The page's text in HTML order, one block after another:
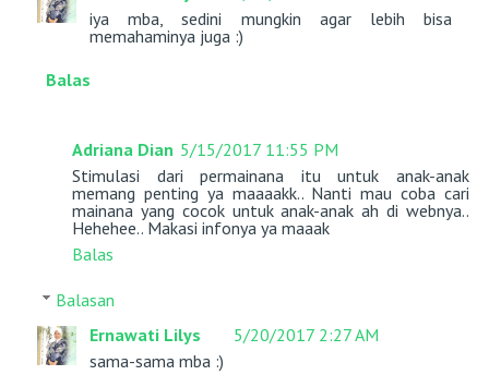
iya mba, sedini mungkin agar lebih bisa
memahaminya juga :)
Balas
Adriana Dian 5/15/2017 11:55 PM
Stimulasi dari permainana itu untuk anak-anak
memang penting ya maaaakk.. Nanti mau coba cari
mainana yang cocok untuk anak-anak ah di webnya..
Hehehee.. Makasi infonya ya maaak
Balas
Balasan
Ernawati Lilys
5/20/2017 2:27 AM
sama-sama mba :)